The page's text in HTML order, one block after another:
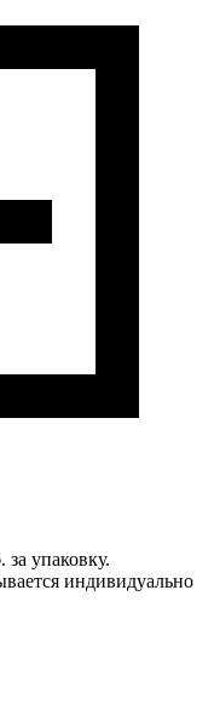
упаковку.
индивидуально